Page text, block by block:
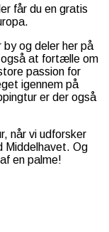
får du en gratis
og deler her på
at fortælle om
passion for
igennem på
er der også
når vi udforsker
Middelhavet. Og
en palme!